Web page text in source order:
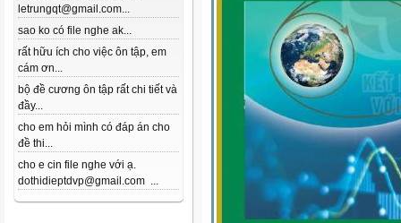
letrungqt@gmail.com...
sao ko có file nghe ak...
rất hữu ích cho việc ôn tập, em
cám ơn...
bộ đề cương ôn tập rất chi tiết và
đầy...
cho em hỏi mình có đáp án cho
đề thi...
cho e cin file nghe với ạ.
dothidieptdvp@gmail.com ...